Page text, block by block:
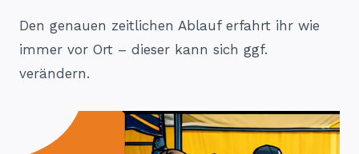
Den genauen zeitlichen Ablauf erfahrt ihr wie
immer vor Ort – dieser kann sich ggf.
verändern.